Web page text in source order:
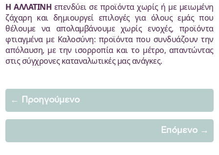
Η ΑΛΛΑΤΙΝΗ επενδύει σε προϊόντα χωρίς ή με μειωμένη
ζάχαρη και δημιουργεί επιλογές για όλους εμάς που
θέλουμε να απολαμβάνουμε χωρίς ενοχές, προϊόντα
φτιαγμένα με Καλοσύνη: προϊόντα που συνδυάζουν την
απόλαυση, με την ισορροπία και το μέτρο, απαντώντας
στις σύγχρονες καταναλωτικές μας ανάγκες.
← Προηγούμενο
Επόμενο→